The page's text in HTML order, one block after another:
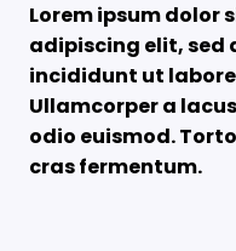
Lorem ipsum dolor
adipiscing elit, sed
incididunt ut
Ullamcorper a
odio euismod.
cras fermentum.